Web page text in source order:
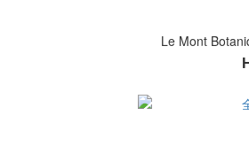
Le Mont